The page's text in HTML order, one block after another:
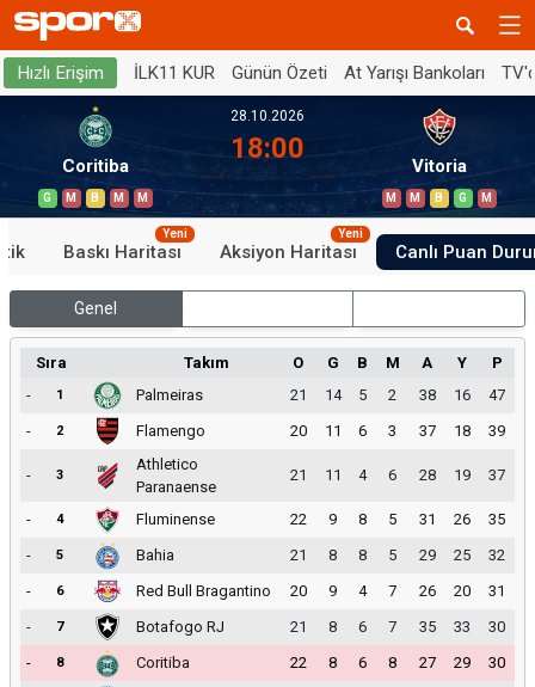
Hızlı Erişim İLK11 KUR Günün Özeti At Yarışı Bankoları
Coritiba
G M B M M
28.10.2026
18:00
Vitoria
M M B G M
Baskı Haritası
Yeni
Aksiyon Haritası
Yeni
Canlı Puan
Genel
Sıra Takım O G B M A Y
P
-
1 Palmeiras 21 14 5 2 38 16
47
-
2 Flamengo 20 11 6 3 37 18 39
- 3
Athletico
Paranaense
21 11 4 6 28 19 37
- 4 Fluminense 22 9 8 5 31 26
35
-
5 Bahia 21 8 8 5 29 25
32
-
6 Red Bull Bragantino 20 9 4 7 26 20
31
-
7 Botafogo RJ 21 8 6 7 35 33
30
-
8 Coritiba 22 8 6 8 27 29
30